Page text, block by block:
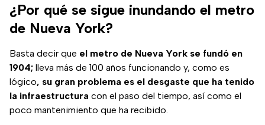
¿Por qué se sigue inundando el metro
de Nueva York?
Basta decir que el metro de Nueva York se fundó en
1904; lleva más de 100 años funcionando y, como es
lógico, su gran problema es el desgaste que ha tenido
la infraestructura con el paso del tiempo, así como el
poco mantenimiento que ha recibido.